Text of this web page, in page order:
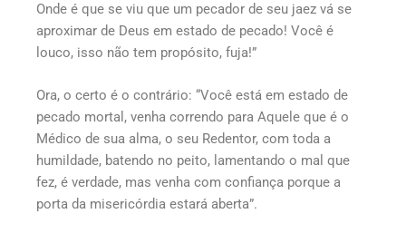
Onde é que se viu que um pecador de seu jaez vá se
aproximar de Deus em estado de pecado! Você é
louco, isso não tem propósito, fuja!”
Ora, o certo é o contrário: “Você está em estado de
pecado mortal, venha correndo para Aquele que é o
Médico de sua alma, o seu Redentor, com toda a
humildade, batendo no peito, lamentando o mal que
fez, é verdade, mas venha com confiança porque a
porta da misericórdia estará aberta”.